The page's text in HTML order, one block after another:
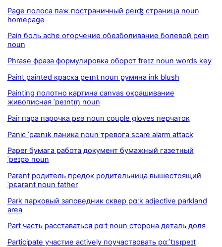
Page полоса паж постраничный peɪʤ страница noun
homepage
Pain боль ache огорчение обезболивание болевой peɪn
noun
Phrase фраза формулировка оборот freɪz noun words key
Paint painted краска peɪnt noun румяна ink blush
Painting полотно картина canvas окрашивание
живописная ˈpeɪntɪŋ noun
Pair пара парочка pɛə noun couple gloves перчаток
Panic ˈpænɪk паника noun тревога scare alarm attack
Paper бумага работа документ бумажный газетный
ˈpeɪpə noun
Parent родитель предок родительница вышестоящий
ˈpɛərənt noun father
Park парковый заповедник сквер pɑːk adjective parkland
area
Part часть расставаться pɑːt noun сторона деталь доля
Participate участие actively поучаствовать pɑːˈtɪsɪpeɪt